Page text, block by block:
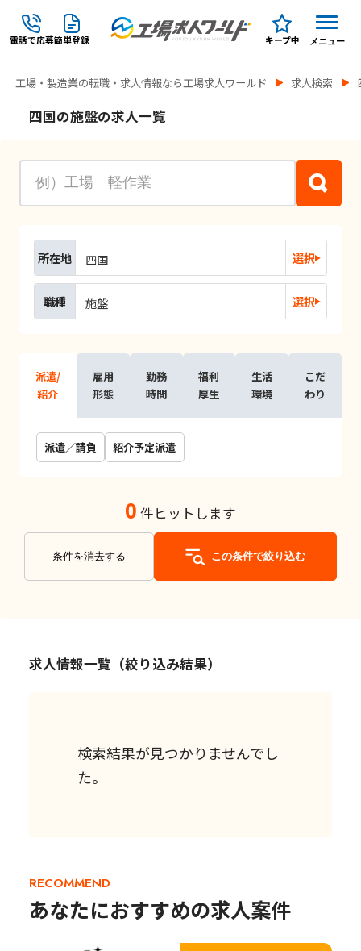
電話で応募簡単登録 キープ中 メニュー
工場・製造業の転職・求人情報なら工場求人ワールド 求人検索
四国の施盤の求人一覧
所在地 四国 選択
職種 施盤 選択
派遣/
紹介
雇用
形態
勤務
時間
福利
厚生
生活
環境
こだ
わり
派遣／請負 紹介予定派遣
0 件ヒットします
条件を消去する この条件で絞り込む
求人情報一覧（絞り込み結果）
検索結果が見つかりませんでし
た。
RECOMMEND
あなたにおすすめの求人案件